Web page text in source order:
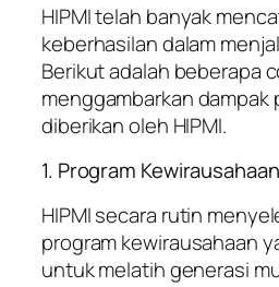
HIPMI telah banyak
keberhasilan dalam
Berikut adalah beberapa
menggambarkan
diberikan oleh HIPMI.
1. Program Kewirausahaan
HIPMI secara rutin
program kewirausahaan
untuk melatih generasi